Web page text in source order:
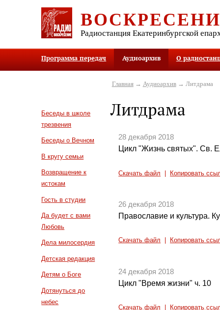
Радиостанция Екатеринбургской
Программа передач Аудиоархив О
Беседы в школе
трезвения
Беседы о Вечном
В кругу семьи
Возвращение к
истокам
Гость в студии
Да будет с вами
Любовь
Дела милосердия
Детская редакция
Детям о Боге
Дотянуться до
небес
Главная→ Аудиоархив→ Литдрама
Литдрама
28 декабря 2018
Цикл "Жизнь святых". Св.
Скачать файл Копировать
26 декабря 2018
Православие и культура.
Скачать файл Копировать
24 декабря 2018
Цикл "Время жизни" ч. 10
Скачать файл Копировать